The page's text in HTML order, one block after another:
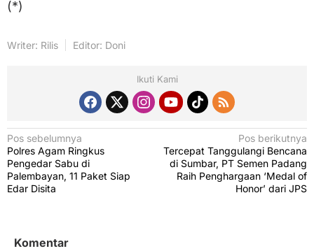
(*)
Writer: Rilis Editor: Doni
Ikuti Kami
N
a
v
a
Pos sebelumnya
Polres Agam Ringkus
Pengedar Sabu di
Palembayan, 11 Paket Siap
Edar Disita
Pos berikutnya
Tercepat Tanggulangi Bencana
di Sumbar, PT Semen Padang
Raih Penghargaan ‘Medal of
Honor’ dari JPS
Komentar